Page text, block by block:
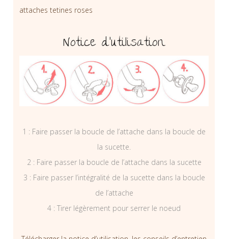
attaches tetines roses
Notice d’utilisation
1 : Faire passer la boucle de l’attache dans la boucle de
la sucette.
2 : Faire passer la boucle de l’attache dans la sucette
3 : Faire passer l’intégralité de la sucette dans la boucle
de l’attache
4 : Tirer légèrement pour serrer le noeud